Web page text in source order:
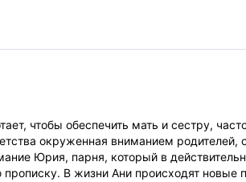
чтобы обеспечить мать и сестру,
окруженная вниманием родителей,
Юрия, парня, который в
В жизни Ани происходят новые